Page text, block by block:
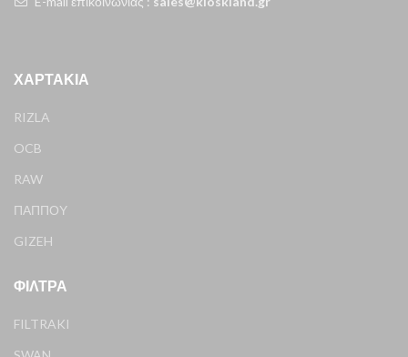
ΧΑΡΤΆΚΙΑ
RIZLA
OCB
RAW
ΠΑΠΠΟΥ
GIZEH
ΦΊΛΤΡΑ
FILTRAKI